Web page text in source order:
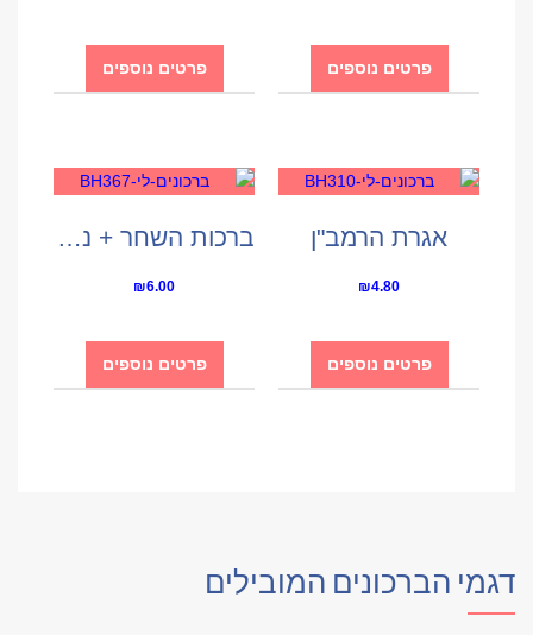
פרטים נוספים פרטים נוספים
אגרת הרמב"ן
₪
פרטים נוספים
ברכות השחר + נשמת
₪
פרטים נוספים
הברכונים המובילים